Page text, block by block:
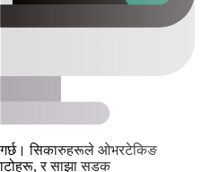
गर्छ। सिकारुहरूले ओभरटेकिङ
र साझा सडक